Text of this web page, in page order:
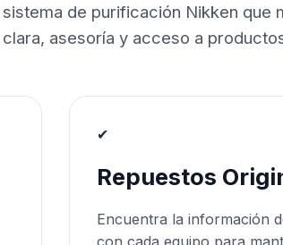
de purificación Nikken que
asesoría y acceso a
✔
Repuestos
Encuentra la información
con cada equipo para